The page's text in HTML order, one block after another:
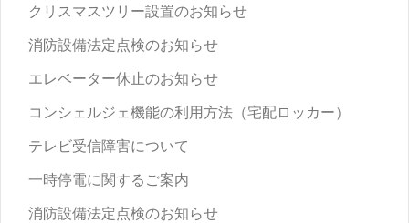
クリスマスツリー設置のお知らせ
消防設備法定点検のお知らせ
エレベーター休止のお知らせ
コンシェルジェ機能の利用方法（宅配ロッカー）
テレビ受信障害について
一時停電に関するご案内
消防設備法定点検のお知らせ